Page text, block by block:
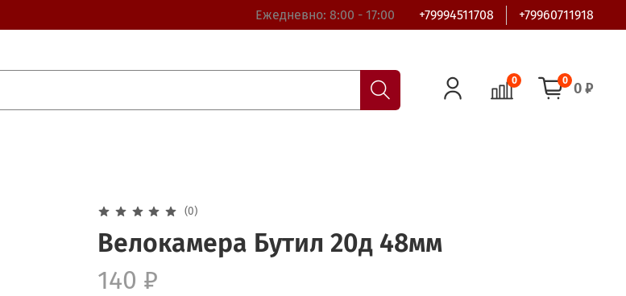
Ежедневно: 8:00 - 17:00 +79994511708 +79960711918
0 0 0 ₽
(0)
Велокамера Бутил 20д 48мм
140 ₽